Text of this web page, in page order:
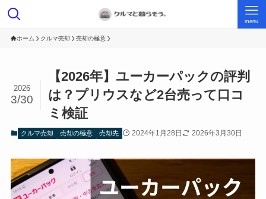
menu
ホーム クルマ売却 売却の極意
【2026年】ユーカーパックの評判
は？プリウスなど2台売って口コ
ミ検証
2026
3/30
クルマ売却 売却の極意 売却先 2024年1月28日 2026年3月30日